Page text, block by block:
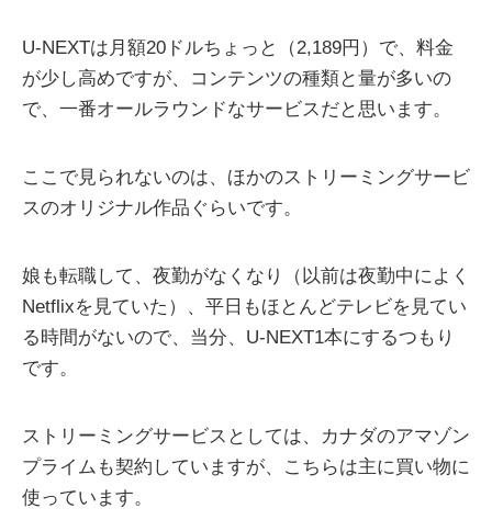
U-NEXTは月額20ドルちょっと（2,189円）で、料金
が少し高めですが、コンテンツの種類と量が多いの
で、一番オールラウンドなサービスだと思います。
ここで見られないのは、ほかのストリーミングサービ
スのオリジナル作品ぐらいです。
娘も転職して、夜勤がなくなり（以前は夜勤中によく
Netflixを見ていた）、平日もほとんどテレビを見てい
る時間がないので、当分、U-NEXT1本にするつもり
です。
ストリーミングサービスとしては、カナダのアマゾン
プライムも契約していますが、こちらは主に買い物に
使っています。